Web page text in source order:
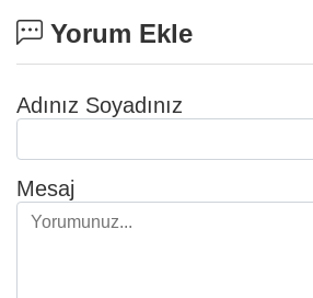
Yorum Ekle
Adınız Soyadınız
Mesaj